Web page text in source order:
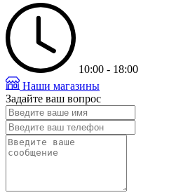
10:00 - 18:00
Наши магазины
Задайте ваш вопрос